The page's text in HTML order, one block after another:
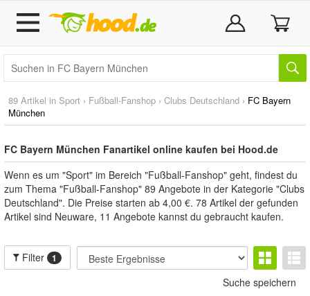
89 Artikel in Sport › Fußball-Fanshop › Clubs Deutschland › FC Bayern
München
FC Bayern München Fanartikel online kaufen bei Hood.de
Wenn es um "Sport" im Bereich "Fußball-Fanshop" geht, findest du
zum Thema "Fußball-Fanshop" 89 Angebote in der Kategorie "Clubs
Deutschland". Die Preise starten ab 4,00 €. 78 Artikel der gefunden
Artikel sind Neuware, 11 Angebote kannst du gebraucht kaufen.
Filter 1
Suche speichern